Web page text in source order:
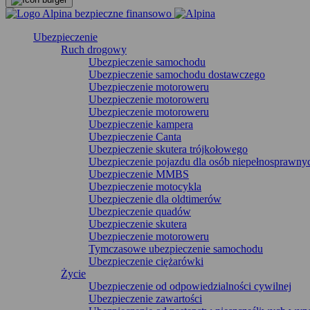
Ubezpieczenie
Ruch drogowy
Ubezpieczenie samochodu
Ubezpieczenie samochodu dostawczego
Ubezpieczenie motoroweru
Ubezpieczenie motoroweru
Ubezpieczenie motoroweru
Ubezpieczenie kampera
Ubezpieczenie Canta
Ubezpieczenie skutera trójkołowego
Ubezpieczenie pojazdu dla osób
Ubezpieczenie MMBS
Ubezpieczenie motocykla
Ubezpieczenie dla oldtimerów
Ubezpieczenie quadów
Ubezpieczenie skutera
Ubezpieczenie motoroweru
Tymczasowe ubezpieczenie samochodu
Ubezpieczenie ciężarówki
Życie
Ubezpieczenie od odpowiedzialności cywilnej
Ubezpieczenie zawartości